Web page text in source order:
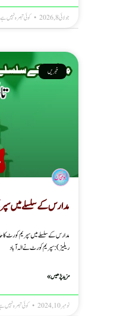
جولائی 8, 2026 کوئی تبصرہ نہیں
خبریں
مدارس کے سلسلے میں
مدارس کے سلسلے میں سپریم کورٹ کا
ریلیز): سپریم کورٹ نے الہ آباد
مزید پڑھیں »
نومبر 10, 2024 کوئی تبصرہ نہیں